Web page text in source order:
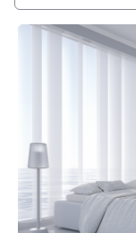
请参阅详情